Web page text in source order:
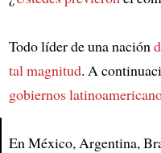
Todo líder de una nación
tal magnitud. A
gobiernos
En México, Argentina,